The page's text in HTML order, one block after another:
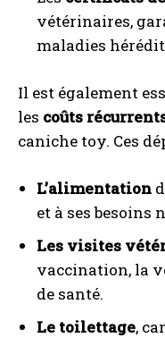
vétérinaires,
maladies
Il est également
les coûts
caniche toy. Ces
L’alimentation
et à ses besoins
Les visites
vaccination, la
de santé.
Le toilettage,